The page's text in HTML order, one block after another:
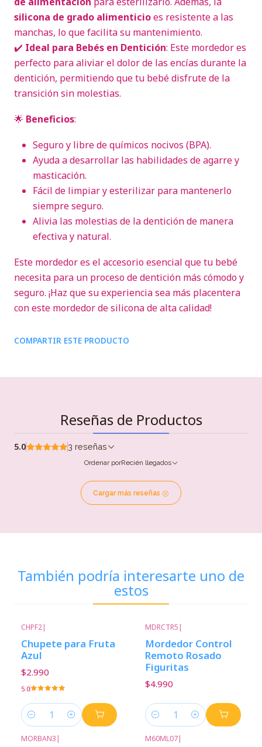
silicona de grado alimenticioes resistente a las
manchas, lo que facilita su mantenimiento.
✔️ Ideal para Bebés en Dentición: Este mordedor es
perfecto para aliviar el dolor de las encías durante la
dentición, permitiendo que tu bebé disfrute de la
transición sin molestias.
🌟 Beneficios:
Seguro y libre de químicos nocivos (BPA).
Ayuda a desarrollar las habilidades de agarre y
masticación.
Fácil de limpiar y esterilizar para mantenerlo
siempre seguro.
Alivia las molestias de la dentición de manera
efectiva y natural.
Este mordedor es el accesorio esencial que tu bebé
necesita para un proceso de dentición más cómodo y
seguro. ¡Haz que su experiencia sea más placentera
con este mordedor de silicona de alta calidad!
COMPARTIR ESTE PRODUCTO
Reseñas de Productos
5.0 3 reseñas
Ordenar porRecién llegados
Cargar más reseñas
También podría interesarte uno de
estos
CHPF2|
Chupete para Fruta
Azul
$2.990
5.0
Cantidad
MDRCTR5 |
Mordedor Control
Remoto Rosado
Figuritas
$4.990
Cantidad
MORBAN3 | M60ML07|